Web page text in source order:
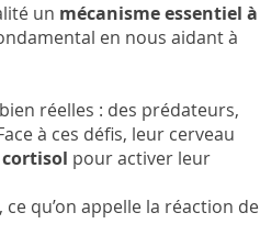
un mécanisme essentiel à
en nous aidant à
réelles : des prédateurs,
à ces défis, leur cerveau
cortisol pour activer leur
qu’on appelle la réaction de